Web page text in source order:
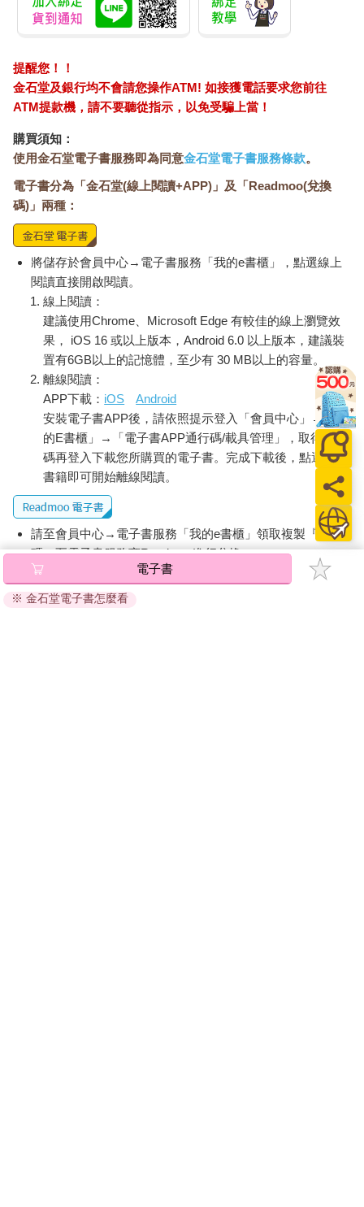
提醒您！！
金石堂及銀行均不會請您操作ATM! 如接獲電話要求您前往
ATM提款機，請不要聽從指示，以免受騙上當！
購買須知：
使用金石堂電子書服務即為同意金石堂電子書服務條款。
電子書分為「金石堂(線上閱讀+APP)」及「Readmoo(兌換
碼)」兩種：
將儲存於會員中心→電子書服務「我的e書櫃」，點選線上
閱讀直接開啟閱讀。
線上閱讀：
建議使用Chrome、Microsoft Edge 有較佳的線上瀏覽效
果， iOS 16 或以上版本，Android 6.0 以上版本，建議裝
置有6GB以上的記憶體，至少有 30 MB以上的容量。
離線閱讀：
APP下載： iOS
Android
安裝電子書APP後，請依照提示登入「會員中心」→「我
的E書櫃」→「電子書APP通行碼/載具管理」，取得通行
碼再登入下載您所購買的電子書。完成下載後，點選任一
書籍即可開始離線閱讀。
請至會員中心→電子書服務「我的e書櫃」領取複製『兌換
碼』至電子書服務商Readmoo進行兌換。
退換貨須知：
因版權保護，您在金石堂所購買的電子書僅能以金石堂專屬
電子書
※ 金石堂電子書怎麼看